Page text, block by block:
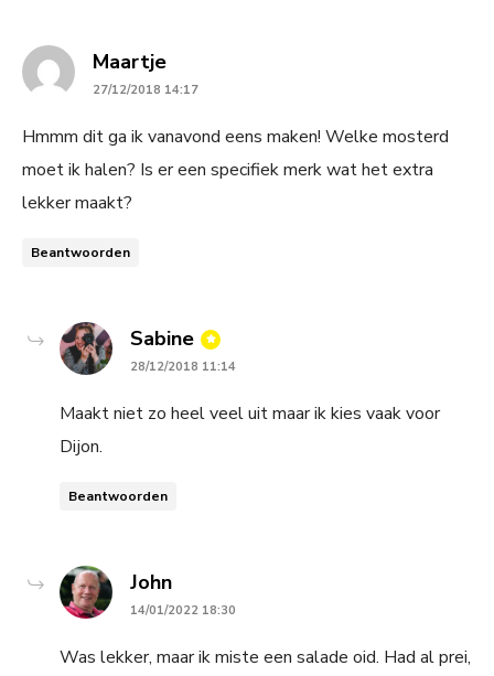
Maartjesays:
27/12/2018 14:17
Hmmm dit ga ik vanavond eens maken! Welke mosterd
moet ik halen? Is er een specifiek merk wat het extra
lekker maakt?
Beantwoorden
Sabine says:
28/12/2018 11:14
Maakt niet zo heel veel uit maar ik kies vaak voor
Dijon.
Beantwoorden
Johnsays:
14/01/2022 18:30
Was lekker, maar ik miste een salade oid. Had al prei,